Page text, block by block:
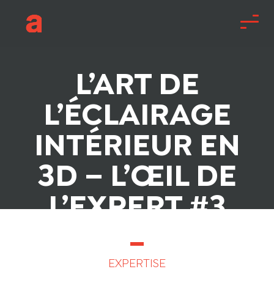
L’ART DE
L’ÉCLAIRAGE
INTÉRIEUR EN
3D – L’ŒIL DE
L’EXPERT #3
EXPERTISE